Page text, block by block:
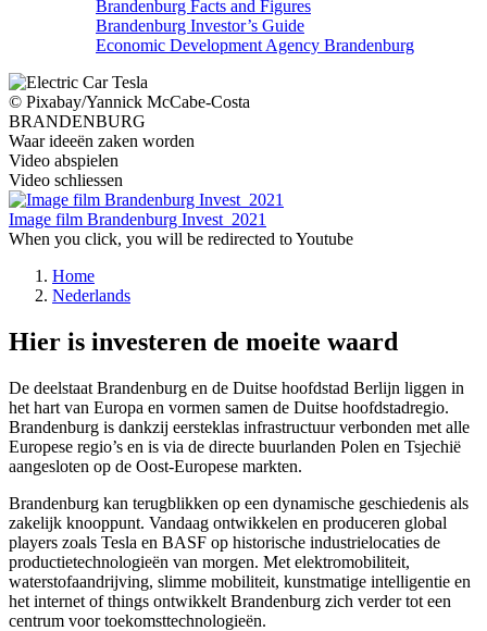
Brandenburg Facts and Figures
Brandenburg Investor’s Guide
Economic Development Agency Brandenburg
© Pixabay/Yannick McCabe-Costa
BRANDENBURG
Waar ideeën zaken worden
Video abspielen
Video schliessen
Image film Brandenburg Invest_2021
When you click, you will be redirected to Youtube
Home
Nederlands
Hier is investeren de moeite waard
De deelstaat Brandenburg en de Duitse hoofdstad Berlijn liggen in
het hart van Europa en vormen samen de Duitse hoofdstadregio.
Brandenburg is dankzij eersteklas infrastructuur verbonden met alle
Europese regio’s en is via de directe buurlanden Polen en Tsjechië
aangesloten op de Oost-Europese markten.
Brandenburg kan terugblikken op een dynamische geschiedenis als
zakelijk knooppunt. Vandaag ontwikkelen en produceren global
players zoals Tesla en BASF op historische industrielocaties de
productietechnologieën van morgen. Met elektromobiliteit,
waterstofaandrijving, slimme mobiliteit, kunstmatige intelligentie en
het internet of things ontwikkelt Brandenburg zich verder tot een
centrum voor toekomsttechnologieën.